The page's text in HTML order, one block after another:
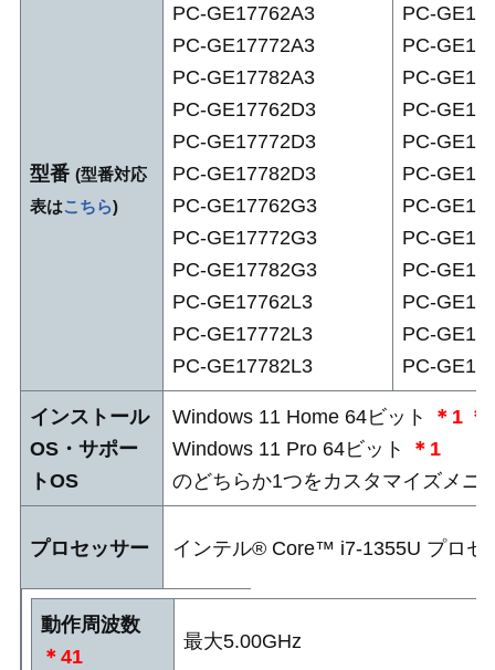
各部の名称・サイズ
型番(型番対応
表はこちら)
PC-GE17762A3
PC-GE17772A3
PC-GE17782A3
PC-GE17762D3
PC-GE17772D3
PC-GE17782D3
PC-GE17762G3
PC-GE17772G3
PC-GE17782G3
PC-GE17762L3
PC-GE17772L3
PC-GE17782L3
PC-
PC-
PC-
PC-
PC-
PC-
PC-
PC-
PC-
PC-
PC-
PC-
インストール
OS・サポー
トOS
Windows 11 Home 64ビット ＊1 ＊
Windows 11 Pro 64ビット
＊1
のどちらか1つをカスタマイズメニ
プロセッサー インテル® Core™ i7-1355U プロセ
動作周波数
＊41
最大5.00GHz